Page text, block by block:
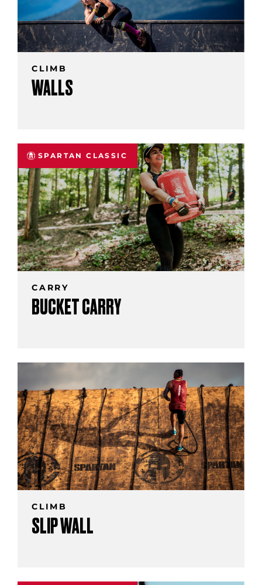
CLIMB
WALLS
SPARTAN CLASSIC
CARRY
BUCKET CARRY
CLIMB
SLIP WALL